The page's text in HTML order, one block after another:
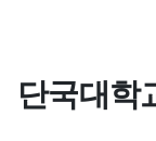
단국대학